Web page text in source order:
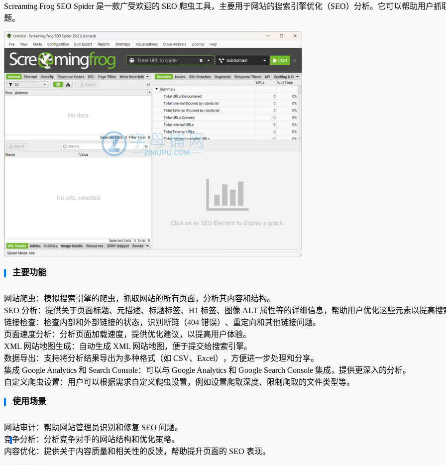
Screaming Frog SEO Spider 是一款广受欢迎的 SEO 爬虫工具，主要用于网站的搜索引擎优化（SEO）分析。它可以帮助用户
题。
主要功能
网站爬虫：模拟搜索引擎的爬虫，抓取网站的所有页面，分析其内容和结构。
SEO 分析：提供关于页面标题、元描述、标题标签、H1 标签、图像 ALT 属性等的详细信息，帮助用户优化这些元素以提高搜
链接检查：检查内部和外部链接的状态，识别断链（404 错误）、重定向和其他链接问题。
页面速度分析：分析页面加载速度，提供优化建议，以提高用户体验。
XML 网站地图生成：自动生成 XML 网站地图，便于提交给搜索引擎。
数据导出：支持将分析结果导出为多种格式（如 CSV、Excel），方便进一步处理和分享。
集成 Google Analytics 和 Search Console：可以与 Google Analytics 和 Google Search Console 集成，提供更深入的分析。
自定义爬虫设置：用户可以根据需求自定义爬虫设置，例如设置爬取深度、限制爬取的文件类型等。
使用场景
网站审计：帮助网站管理员识别和修复 SEO 问题。
竞争分析：分析竞争对手的网站结构和优化策略。
内容优化：提供关于内容质量和相关性的反馈，帮助提升页面的 SEO 表现。